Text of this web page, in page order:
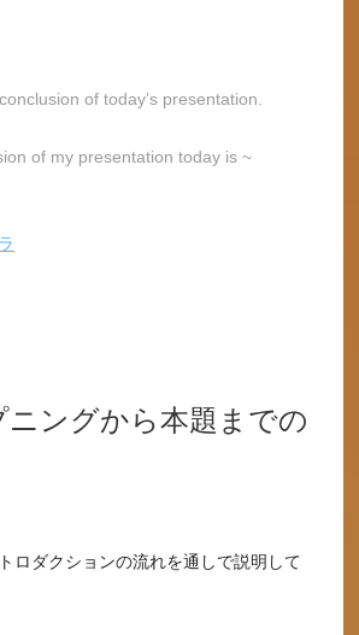
of today’s presentation.
of my presentation today is ~
ニングから本題までの
ロダクションの流れを通しで説明して